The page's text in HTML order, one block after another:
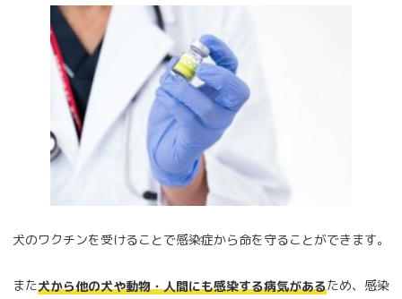
犬のワクチンを受けることで感染症から命を守ることができます。
また犬から他の犬や動物・人間にも感染する病気があるため、感染